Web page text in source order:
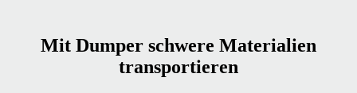
Mit Dumper schwere Materialien
transportieren